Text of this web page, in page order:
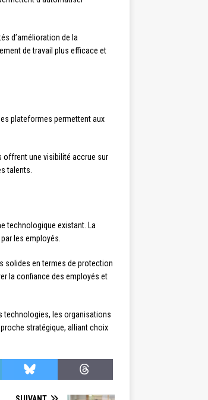
d’amélioration de la
de travail plus efficace et
plateformes permettent aux
offrent une visibilité accrue sur
talents.
technologique existant. La
les employés.
solides en termes de protection
la confiance des employés et
technologies, les organisations
stratégique, alliant choix